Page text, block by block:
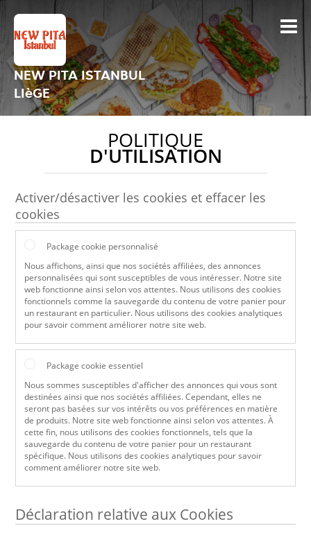
NEW PITA ISTANBUL
LIèGE
POLITIQUE
D'UTILISATION
Activer/désactiver les cookies et effacer les
cookies
Package cookie personnalisé
Nous affichons, ainsi que nos sociétés affiliées, des annonces
personnalisées qui sont susceptibles de vous intéresser. Notre site
web fonctionne ainsi selon vos attentes. Nous utilisons des cookies
fonctionnels comme la sauvegarde du contenu de votre panier pour
un restaurant en particulier. Nous utilisons des cookies analytiques
pour savoir comment améliorer notre site web.
Package cookie essentiel
Nous sommes susceptibles d'afficher des annonces qui vous sont
destinées ainsi que nos sociétés affiliées. Cependant, elles ne
seront pas basées sur vos intérêts ou vos préférences en matière
de produits. Notre site web fonctionne ainsi selon vos attentes. À
cette fin, nous utilisons des cookies fonctionnels, tels que la
sauvegarde du contenu de votre panier pour un restaurant
spécifique. Nous utilisons des cookies analytiques pour savoir
comment améliorer notre site web.
Déclaration relative aux Cookies